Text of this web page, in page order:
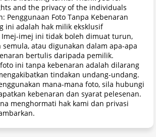
and the privacy of the individuals
Penggunaan Foto Tanpa Kebenaran
ini adalah hak milik eksklusif
Imej-imej ini tidak boleh dimuat turun,
atau digunakan dalam apa-apa
bertulis daripada pemilik.
ini tanpa kebenaran adalah dilarang
tindakan undang-undang.
mana-mana foto, sila hubungi
kebenaran dan syarat pelesenan.
menghormati hak kami dan privasi